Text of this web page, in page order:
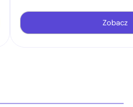
Zobacz